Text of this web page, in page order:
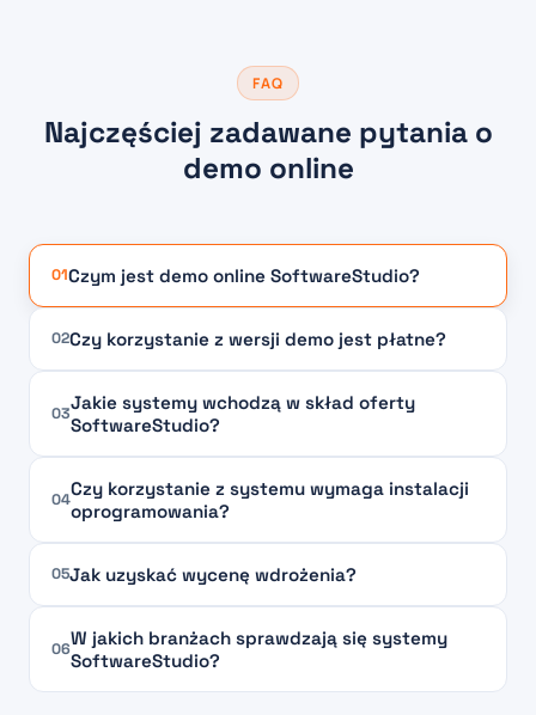
FAQ
Najczęściej zadawane pytania o
demo online
01Czym jest demo online SoftwareStudio?
02Czy korzystanie z wersji demo jest płatne?
03Jakie systemy wchodzą w skład oferty
SoftwareStudio?
04Czy korzystanie z systemu wymaga instalacji
oprogramowania?
05Jak uzyskać wycenę wdrożenia?
06W jakich branżach sprawdzają się systemy
SoftwareStudio?